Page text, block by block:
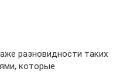
разновидности таких
которые